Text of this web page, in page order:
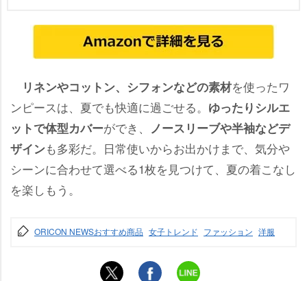
リネンやコットン、シフォンなどの素材を使ったワ
ンピースは、夏でも快適に過ごせる。 ゆったりシルエ
ットで体型カバーができ、
ノースリーブや半袖などデ
ザインも多彩だ。日常使いからお出かけまで、気分
シーンに合わせて選べる1枚を見つけて、夏の着こなし
を楽しもう。
ORICON NEWSおすすめ商品 女子トレンド ファッション 洋服